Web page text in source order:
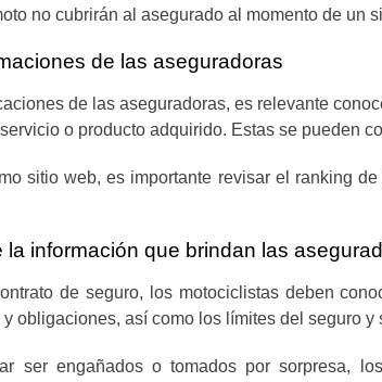
no cubrirán al asegurado al momento de un
de las aseguradoras
de las aseguradoras, es relevante
o producto adquirido. Estas se pueden
sitio web, es importante revisar el ranking de
la información que brindan las
de seguro, los motociclistas deben
obligaciones, así como los límites del seguro
ser engañados o tomados por sorpresa,